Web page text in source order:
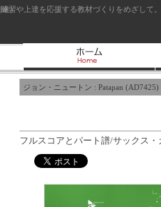
習や上達を応援する教材づくりをめざし
ジョン・ニュートン : Patapan (AD7425)
フルスコアとパート譜/サックス・
途）